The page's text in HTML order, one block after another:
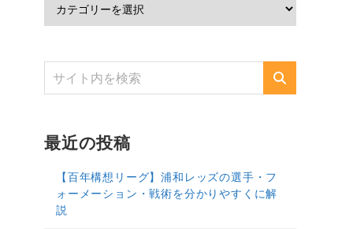
最近の投稿
【百年構想リーグ】浦和レッズの選手・フ
ォーメーション・戦術を分かりやすくに解
説